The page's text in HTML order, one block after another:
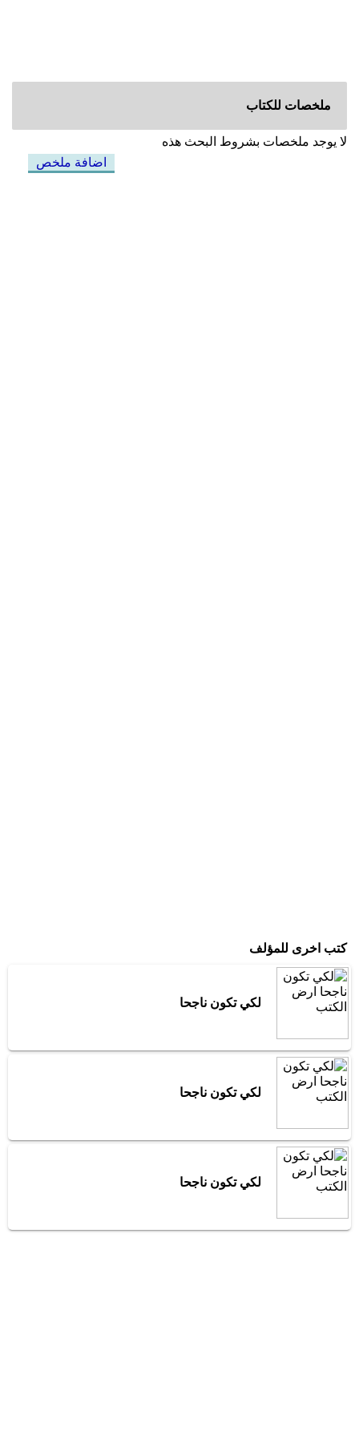
ملخصات للكتاب
لا يوجد ملخصات بشروط البحث هذه
اضافة ملخص
كتب اخرى للمؤلف
لكي تكون ناجحا
لكي تكون ناجحا
لكي تكون ناجحا